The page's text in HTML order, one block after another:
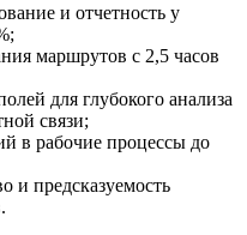
и отчетность у
маршрутов с 2,5 часов
для глубокого анализа
связи;
в рабочие процессы до
и предсказуемость